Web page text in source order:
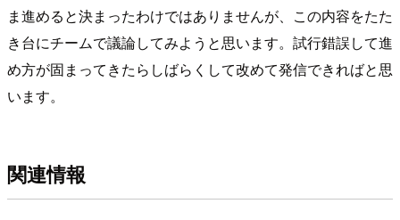
ま進めると決まったわけではありませんが、この内容をたた
き台にチームで議論してみようと思います。試行錯誤して進
め方が固まってきたらしばらくして改めて発信できればと思
います。
関連情報